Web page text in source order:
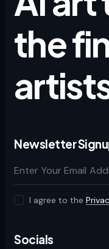
the
Newsletter
I agree to the
Socials